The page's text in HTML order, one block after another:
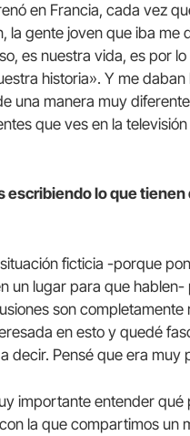
en Francia, cada vez
la gente joven que iba me
es nuestra vida, es por
historia». Y me
una manera muy
que ves en la
escribiendo lo que tienen
ficticia -porque
un lugar para que hablen-
son completamente
en esto y quedé
decir. Pensé que era muy
importante entender qué
la que compartimos un